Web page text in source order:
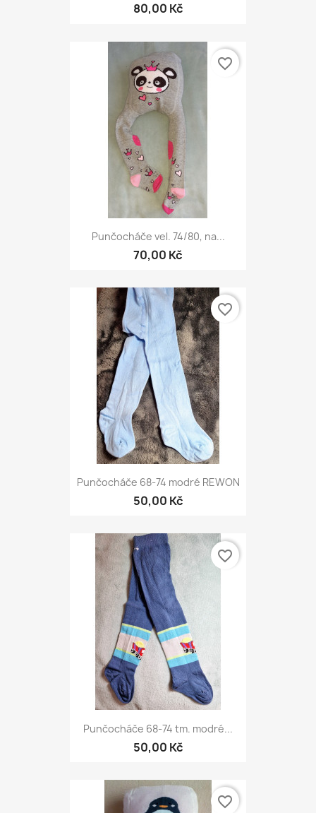
80,00 Kč
Punčocháče vel. 74/80, na...
70,00 Kč
favorite_border
Punčocháče 68-74 modré REWON
50,00 Kč
favorite_border
Punčocháče 68-74 tm. modré...
50,00 Kč
favorite_border
favorite_border